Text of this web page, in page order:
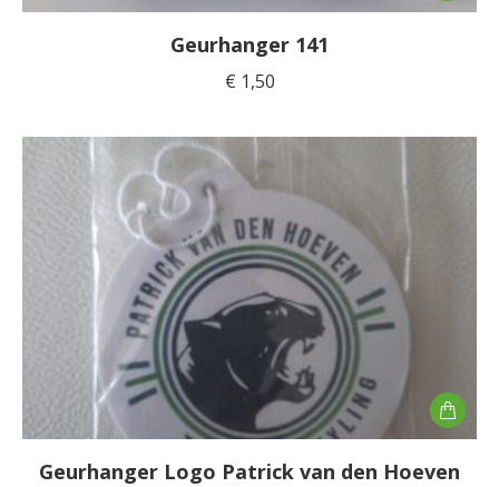
Geurhanger 141
€ 1,50
Geurhanger Logo Patrick van den Hoeven